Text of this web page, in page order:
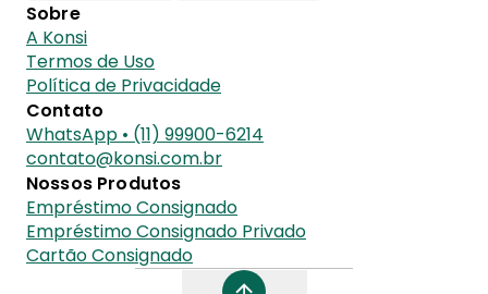
Sobre
A Konsi
Termos de Uso
Política de Privacidade
Contato
WhatsApp • (11) 99900-6214
contato@konsi.com.br
Nossos Produtos
Empréstimo Consignado
Empréstimo Consignado Privado
Cartão Consignado